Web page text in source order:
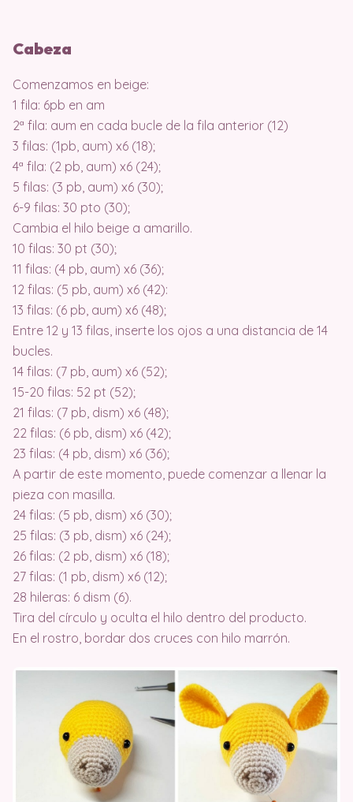
Cabeza
Comenzamos en beige:
1 fila: 6pb en am
2ª fila: aum en cada bucle de la fila anterior (12)
3 filas: (1pb, aum) x6 (18);
4ª fila: (2 pb, aum) x6 (24);
5 filas: (3 pb, aum) x6 (30);
6-9 filas: 30 pto (30);
Cambia el hilo beige a amarillo.
10 filas: 30 pt (30);
11 filas: (4 pb, aum) x6 (36);
12 filas: (5 pb, aum) x6 (42):
13 filas: (6 pb, aum) x6 (48);
Entre 12 y 13 filas, inserte los ojos a una distancia de 14
bucles.
14 filas: (7 pb, aum) x6 (52);
15-20 filas: 52 pt (52);
21 filas: (7 pb, dism) x6 (48);
22 filas: (6 pb, dism) x6 (42);
23 filas: (4 pb, dism) x6 (36);
A partir de este momento, puede comenzar a llenar la
pieza con masilla.
24 filas: (5 pb, dism) x6 (30);
25 filas: (3 pb, dism) x6 (24);
26 filas: (2 pb, dism) x6 (18);
27 filas: (1 pb, dism) x6 (12);
28 hileras: 6 dism (6).
Tira del círculo y oculta el hilo dentro del producto.
En el rostro, bordar dos cruces con hilo marrón.